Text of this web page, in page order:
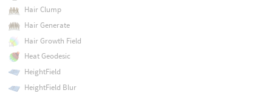
Hair Clump
Hair Generate
Hair Growth Field
Heat Geodesic
HeightField
HeightField Blur